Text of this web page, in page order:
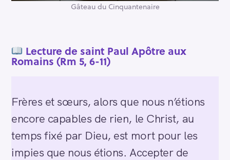
Gâteau du Cinquantenaire
Lecture de saint Paul Apôtre aux
Romains (Rm 5, 6-11)
Frères et sœurs, alors que nous n’étions
encore capables de rien, le Christ, au
temps fixé par Dieu, est mort pour les
impies que nous étions. Accepter de